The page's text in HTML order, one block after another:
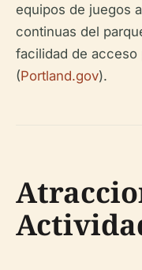
equipos de juegos
continuas del
facilidad de acceso
(Portland.gov).